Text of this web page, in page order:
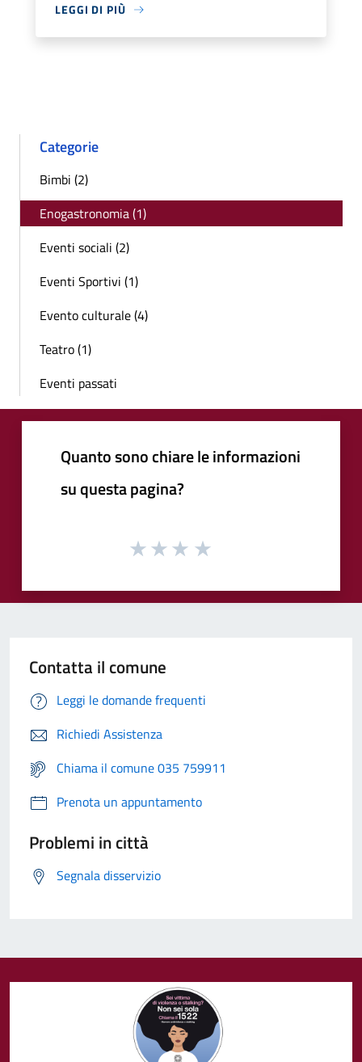
LEGGI DI PIÙ
Categorie
Bimbi (2)
Enogastronomia (1)
Eventi sociali (2)
Eventi Sportivi (1)
Evento culturale (4)
Teatro (1)
Eventi passati
Quanto sono chiare le informazioni
su questa pagina?
Contatta il comune
Leggi le domande frequenti
Richiedi Assistenza
Chiama il comune 035 759911
Prenota un appuntamento
Problemi in città
Segnala disservizio